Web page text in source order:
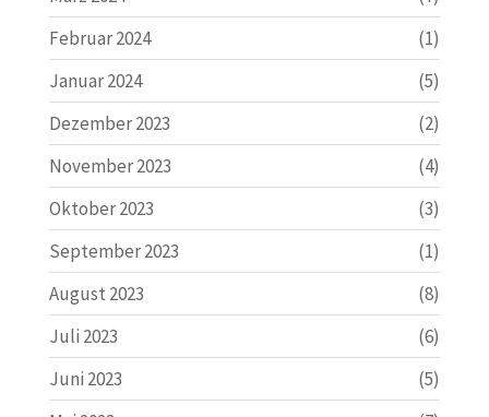
Februar 2024
(1)
Januar 2024
(5)
Dezember 2023
(2)
November 2023
(4)
Oktober 2023
(3)
September 2023
(1)
August 2023
(8)
Juli 2023
(6)
Juni 2023
(5)